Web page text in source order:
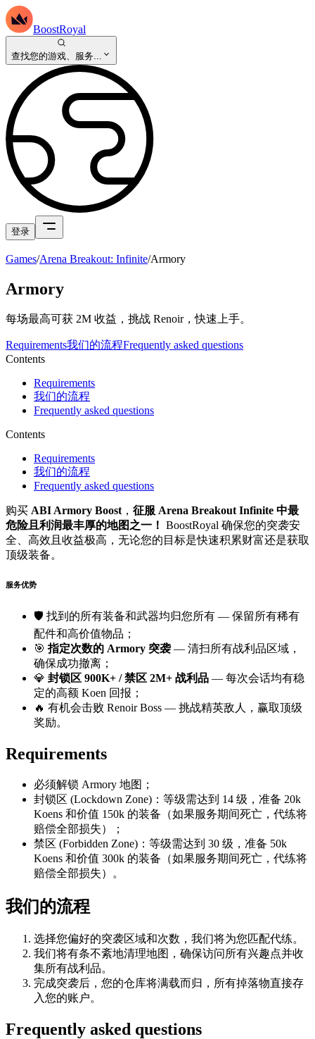
BoostRoyal
查找您的游戏、服务...
登录
Games/Arena Breakout: Infinite/Armory
Armory
每场最高可获 2M 收益，挑战 Renoir，快速上手。
Requirements我们的流程Frequently asked questions
Contents
Requirements
我们的流程
Frequently asked questions
Contents
Requirements
我们的流程
Frequently asked questions
购买 ABI Armory Boost， 征服 Arena Breakout Infinite 中最
危险且利润最丰厚的地图之一！ BoostRoyal 确保您的突袭安
全、高效且收益极高，无论您的目标是快速积累财富还是获取
顶级装备。
服务优势
🛡️ 找到的所有装备和武器均归您所有 — 保留所有稀有
配件和高价值物品；
🎯指定次数的 Armory 突袭— 清扫所有战利品区域，
确保成功撤离；
💎 封锁区 900K+ / 禁区 2M+ 战利品 — 每次会话均有稳
定的高额 Koen 回报；
🔥 有机会击败 Renoir Boss — 挑战精英敌人，赢取顶级
奖励。
Requirements
必须解锁 Armory 地图；
封锁区 (Lockdown Zone)：等级需达到 14 级，准备 20k
Koens 和价值 150k 的装备（如果服务期间死亡，代练将
赔偿全部损失）；
禁区 (Forbidden Zone)：等级需达到 30 级，准备 50k
Koens 和价值 300k 的装备（如果服务期间死亡，代练将
赔偿全部损失）。
我们的流程
选择您偏好的突袭区域和次数，我们将为您匹配代练。
我们将有条不紊地清理地图，确保访问所有兴趣点并收
集所有战利品。
完成突袭后，您的仓库将满载而归，所有掉落物直接存
入您的账户。
Frequently asked questions